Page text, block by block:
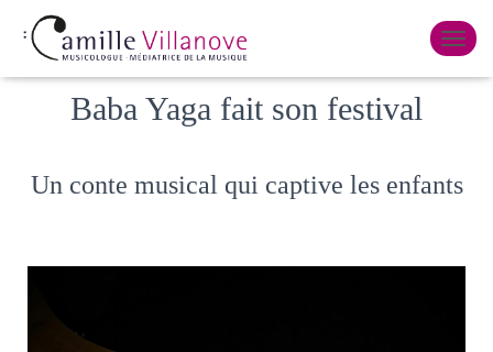
Published byCamille Villanoveon
Baba Yaga fait son festival
Un conte musical qui captive les enfants